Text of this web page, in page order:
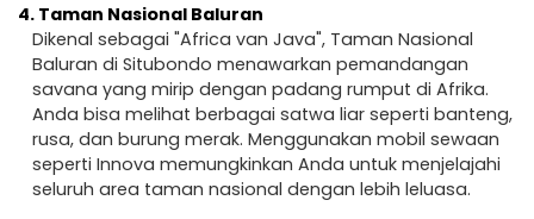
4. Taman Nasional Baluran
Dikenal sebagai "Africa van Java", Taman Nasional
Baluran di Situbondo menawarkan pemandangan
savana yang mirip dengan padang rumput di Afrika.
Anda bisa melihat berbagai satwa liar seperti banteng,
rusa, dan burung merak. Menggunakan mobil sewaan
seperti Innova memungkinkan Anda untuk menjelajahi
seluruh area taman nasional dengan lebih leluasa.